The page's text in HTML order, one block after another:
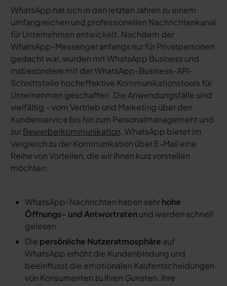
WhatsApp hat sich in den letzten Jahren zu einem
umfangreichen und professionellen Nachrichtenkanal
für Unternehmen entwickelt. Nachdem der
WhatsApp-Messenger anfangs nur für Privatpersonen
gedacht war, wurden mit WhatsApp Business und
insbesondere mit der WhatsApp-Business-API-
Schnittstelle hocheffektive Kommunikationstools für
Unternehmen geschaffen. Die Anwendungsfälle sind
vielfältig – vom Vertrieb und Marketing über den
Kundenservice bis hin zum Personalmanagement und
zurBewerberkommunikation. WhatsApp bietet im
Vergleich zu der Kommunikation über E-Mail eine
Reihe von Vorteilen, die wir Ihnen kurz vorstellen
möchten:
WhatsApp-Nachrichten haben sehrhohe
Öffnungs- und Antwortratenund werden schnell
gelesen.
Die persönliche Nutzeratmosphäre auf
WhatsApp erhöht die Kundenbindung und
beeinflusst die emotionalen Kaufentscheidungen
von Konsumenten zu Ihren Gunsten. Ihre